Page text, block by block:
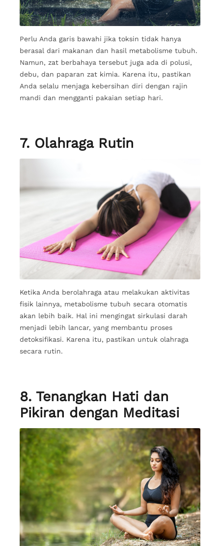
Perlu Anda garis bawahi jika toksin tidak hanya
berasal dari makanan dan hasil metabolisme tubuh.
Namun, zat berbahaya tersebut juga ada di polusi,
debu, dan paparan zat kimia. Karena itu, pastikan
Anda selalu menjaga kebersihan diri dengan rajin
mandi dan mengganti pakaian setiap hari.
7. Olahraga Rutin
Ketika Anda berolahraga atau melakukan aktivitas
fisik lainnya, metabolisme tubuh secara otomatis
akan lebih baik. Hal ini mengingat sirkulasi darah
menjadi lebih lancar, yang membantu proses
detoksifikasi. Karena itu, pastikan untuk olahraga
secara rutin.
8. Tenangkan Hati dan
Pikiran dengan Meditasi